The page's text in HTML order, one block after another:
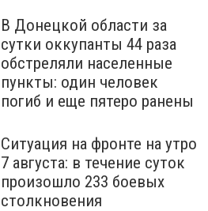
В Донецкой области за
сутки оккупанты 44 раза
обстреляли населенные
пункты: один человек
погиб и еще пятеро ранены
Ситуация на фронте на утро
7 августа: в течение суток
произошло 233 боевых
столкновения